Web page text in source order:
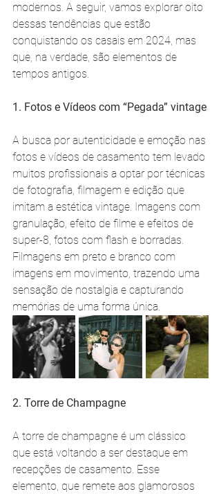
modernos. A seguir, vamos explorar oito
dessas tendências que estão
conquistando os casais em 2024, mas
que, na verdade, são elementos de
tempos antigos.
1. Fotos e Vídeos com “Pegada” vintage
A busca por autenticidade e emoção nas
fotos e vídeos de casamento tem levado
muitos profissionais a optar por técnicas
de fotografia, filmagem e edição que
imitam a estética vintage. Imagens com
granulação, efeito de filme e efeitos de
super-8, fotos com flash e borradas.
Filmagens em preto e branco com
imagens em movimento, trazendo uma
sensação de nostalgia e capturando
memórias de uma forma única.
2. Torre de Champagne
A torre de champagne é um clássico
que está voltando a ser destaque em
recepções de casamento. Esse
elemento, que remete aos glamorosos